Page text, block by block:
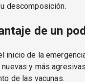
descomposición.
de un
inicio de la
y más
de las vacunas.